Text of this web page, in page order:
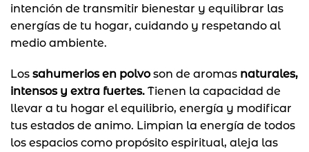
intención de transmitir bienestar y equilibrar las
energías de tu hogar, cuidando y respetando al
medio ambiente.
Los sahumerios en polvoson de aromas naturales,
intensos y extra fuertes. Tienen la capacidad de
llevar a tu hogar el equilibrio, energía y modificar
tus estados de animo. Limpian la energía de todos
los espacios como propósito espiritual, aleja las